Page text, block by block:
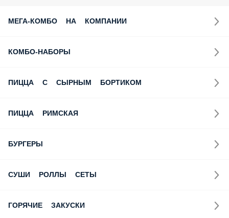
МЕГА-КОМБО НА КОМПАНИИ
КОМБО-НАБОРЫ
ПИЦЦА С СЫРНЫМ БОРТИКОМ
ПИЦЦА РИМСКАЯ
БУРГЕРЫ
СУШИ РОЛЛЫ СЕТЫ
ГОРЯЧИЕ ЗАКУСКИ